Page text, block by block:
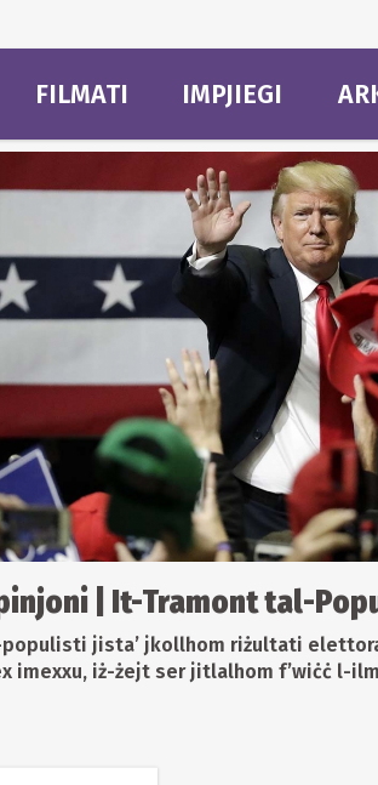
FILMATI IMPJIEGI
| It-Tramont tal-
jista’ jkollhom riżultati
imexxu, iż-żejt ser jitlalhom f’wiċċ l-